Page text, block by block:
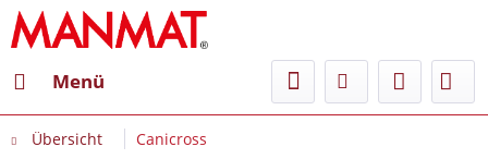
Menü
Übersicht Canicross